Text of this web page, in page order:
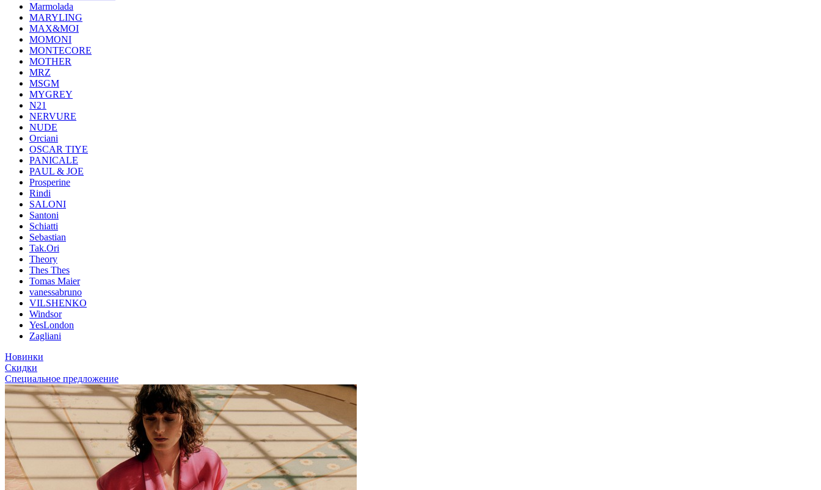
Marmolada
MARYLING
MAX&MOI
MOMONI
MONTECORE
MOTHER
MRZ
MSGM
MYGREY
N21
NERVURE
NUDE
Orciani
OSCAR TIYE
PANICALE
PAUL & JOE
Prosperine
Rindi
SALONI
Santoni
Schiatti
Sebastian
Tak.Ori
Theory
Thes Thes
Tomas Maier
vanessabruno
VILSHENKO
Windsor
YesLondon
Zagliani
Новинки
Скидки
Специальное предложение